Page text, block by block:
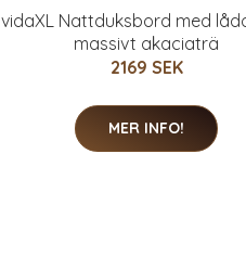
vidaXL Nattduksbord med
massivt akaciaträ
2169 SEK
MER INFO!